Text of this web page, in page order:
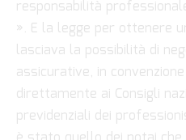
responsabilità
». E la legge per ottenere
lasciava la possibilità di
assicurative, in
direttamente ai Consigli
previdenziali dei